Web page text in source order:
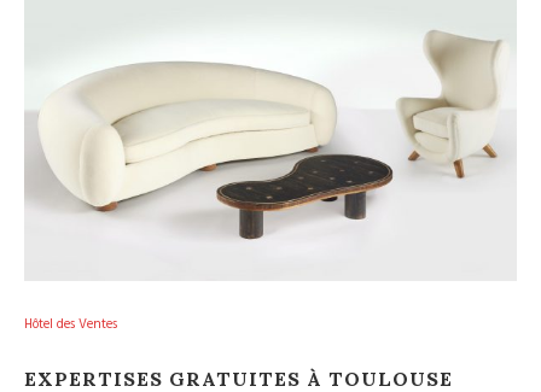
Hôtel des Ventes
EXPERTISES GRATUITES À TOULOUSE